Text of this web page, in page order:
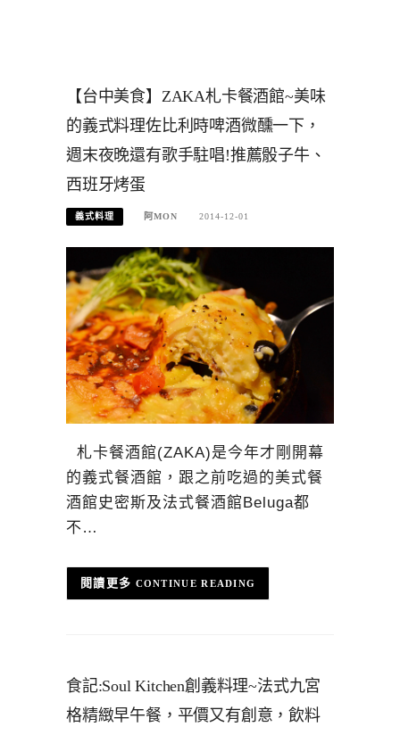
【台中美食】ZAKA札卡餐酒館~美味
的義式料理佐比利時啤酒微醺一下，
週末夜晚還有歌手駐唱!推薦骰子牛、
西班牙烤蛋
義式料理 阿MON 2014-12-01
札卡餐酒館(ZAKA)是今年才剛開幕
的義式餐酒館，跟之前吃過的美式餐
酒館史密斯及法式餐酒館Beluga都
不…
CONTINUE READING
食記:Soul Kitchen創義料理~法式九宮
格精緻早午餐，平價又有創意，飲料